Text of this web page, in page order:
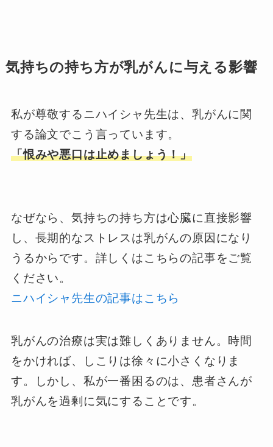
気持ちの持ち方が乳がんに与える影響
私が尊敬するニハイシャ先生は、乳がんに関
する論文でこう言っています。
「恨みや悪口は止めましょう！」
なぜなら、気持ちの持ち方は心臓に直接影響
し、長期的なストレスは乳がんの原因になり
うるからです。詳しくはこちらの記事をご覧
ください。
ニハイシャ先生の記事はこちら
乳がんの治療は実は難しくありません。時間
をかければ、しこりは徐々に小さくなりま
す。しかし、私が一番困るのは、患者さんが
乳がんを過剰に気にすることです。